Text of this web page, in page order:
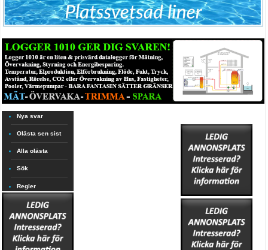
Nya svar
Olästa sen sist
Alla olästa
Sök
Regler